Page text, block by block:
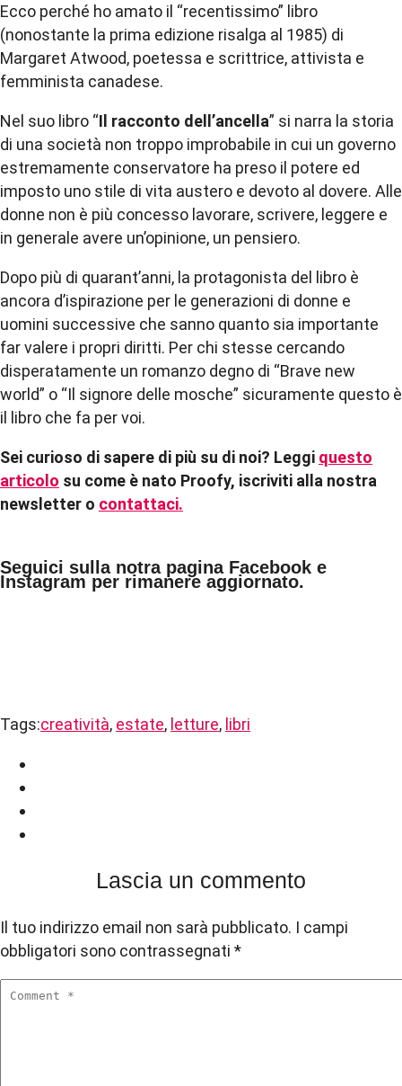
Ecco perché ho amato il “recentissimo” libro
(nonostante la prima edizione risalga al 1985) di
Margaret Atwood, poetessa e scrittrice, attivista e
femminista canadese.
Nel suo libro “Il racconto dell’ancella” si narra la storia
di una società non troppo improbabile in cui un governo
estremamente conservatore ha preso il potere ed
imposto uno stile di vita austero e devoto al dovere. Alle
donne non è più concesso lavorare, scrivere, leggere e
in generale avere un’opinione, un pensiero.
Dopo più di quarant’anni, la protagonista del libro è
ancora d’ispirazione per le generazioni di donne e
uomini successive che sanno quanto sia importante
far valere i propri diritti. Per chi stesse cercando
disperatamente un romanzo degno di “Brave new
world” o “Il signore delle mosche” sicuramente questo è
il libro che fa per voi.
Sei curioso di sapere di più su di noi? Leggi questo
articolo su come è nato Proofy, iscriviti alla nostra
newsletter o contattaci.
Seguici sulla notra pagina Facebook e
Instagram per rimanere aggiornato.
Tags:creatività, estate, letture, libri
Lascia un commento
Il tuo indirizzo email non sarà pubblicato. I campi
obbligatori sono contrassegnati *